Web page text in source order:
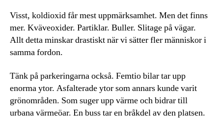
Visst, koldioxid får mest uppmärksamhet. Men det finns
mer. Kväveoxider. Partiklar. Buller. Slitage på vägar.
Allt detta minskar drastiskt när vi sätter fler människor i
samma fordon.
Tänk på parkeringarna också. Femtio bilar tar upp
enorma ytor. Asfalterade ytor som annars kunde varit
grönområden. Som suger upp värme och bidrar till
urbana värmeöar. En buss tar en bråkdel av den platsen.